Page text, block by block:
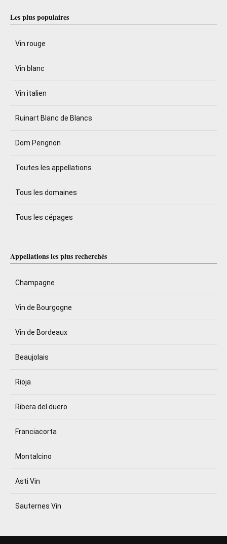
Les plus populaires
Vin rouge
Vin blanc
Vin italien
Ruinart Blanc de Blancs
Dom Perignon
Toutes les appellations
Tous les domaines
Tous les cépages
Appellations les plus recherchés
Champagne
Vin de Bourgogne
Vin de Bordeaux
Beaujolais
Rioja
Ribera del duero
Franciacorta
Montalcino
Asti Vin
Sauternes Vin